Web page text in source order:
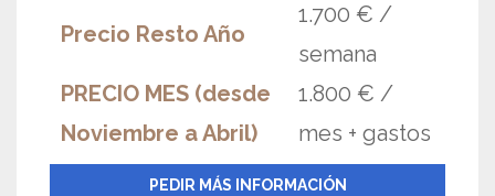
Precio Resto Año
1.700 € /
semana
PRECIO MES (desde
Noviembre a Abril)
1.800 € /
mes + gastos
PEDIR MÁS INFORMACIÓN